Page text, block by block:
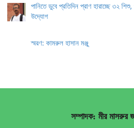
পানিতে ডুবে প্রতিদিন প্রাণ হারাচ্ছে ৩২
উদ্যোগ
স্মরণ: কামরুল হাসান মঞ্জু
সম্পাদক: মীর মাসরুর